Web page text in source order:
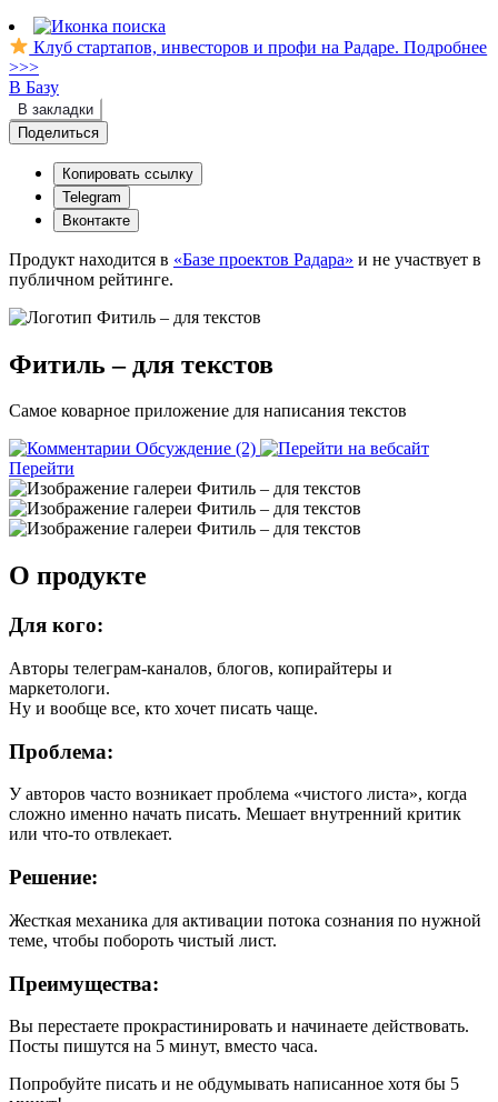
Клуб стартапов, инвесторов и профи на Радаре. Подробнее
>>>
В Базу
В закладки
Поделиться
Копировать ссылку
Telegram
Вконтакте
Продукт находится в «Базе проектов Радара» и не участвует в
публичном рейтинге.
Фитиль – для текстов
Самое коварное приложение для написания текстов
Обсуждение (2)
Перейти
О продукте
Для кого:
Авторы телеграм-каналов, блогов, копирайтеры и
маркетологи.
Ну и вообще все, кто хочет писать чаще.
Проблема:
У авторов часто возникает проблема «чистого листа», когда
сложно именно начать писать. Мешает внутренний критик
или что-то отвлекает.
Решение:
Жесткая механика для активации потока сознания по нужной
теме, чтобы побороть чистый лист.
Преимущества:
Вы перестаете прокрастинировать и начинаете действовать.
Посты пишутся на 5 минут, вместо часа.
Попробуйте писать и не обдумывать написанное хотя бы 5